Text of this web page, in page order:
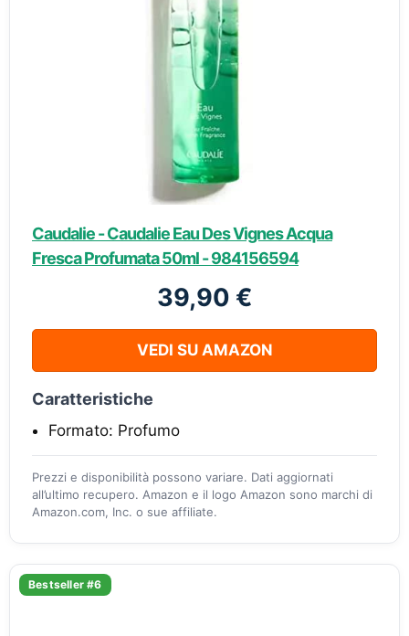
Caudalie - Caudalie Eau Des Vignes Acqua
Fresca Profumata 50ml - 984156594
39,90 €
VEDI SU AMAZON
Caratteristiche
Formato: Profumo
Prezzi e disponibilità possono variare. Dati aggiornati
all’ultimo recupero. Amazon e il logo Amazon sono marchi di
Amazon.com, Inc. o sue affiliate.
Bestseller #6